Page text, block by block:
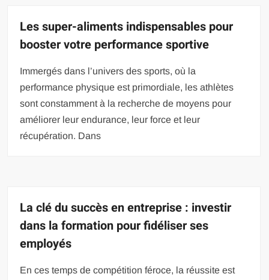
Les super-aliments indispensables pour
booster votre performance sportive
Immergés dans l’univers des sports, où la
performance physique est primordiale, les athlètes
sont constamment à la recherche de moyens pour
améliorer leur endurance, leur force et leur
récupération. Dans
La clé du succès en entreprise : investir
dans la formation pour fidéliser ses
employés
En ces temps de compétition féroce, la réussite est